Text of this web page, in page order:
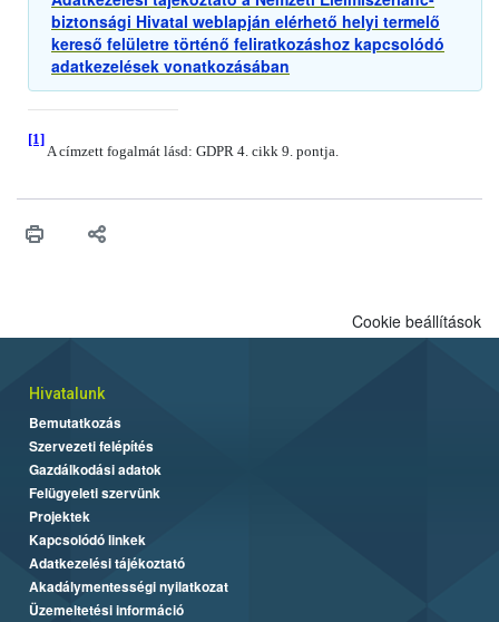
biztonsági Hivatal weblapján elérhető helyi termelő
kereső felületre történő feliratkozáshoz kapcsolódó
adatkezelések vonatkozásában
[1]
A címzett fogalmát lásd: GDPR 4. cikk 9. pontja.
Cookie beállítások
Hivatalunk
Bemutatkozás
Szervezeti felépítés
Gazdálkodási adatok
Felügyeleti szervünk
Projektek
Kapcsolódó linkek
Adatkezelési tájékoztató
Akadálymentességi nyilatkozat
Üzemeltetési információ